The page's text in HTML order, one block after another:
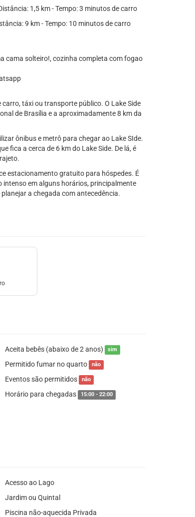
1,5 km - Tempo: 3 minutos de carro
9 km - Tempo: 10 minutos de carro
cama solteiro!, cozinha completa com fogao
táxi ou transporte público. O Lake Side
de Brasília e a aproximadamente 8 km da
ônibus e metrô para chegar ao Lake SIde.
fica a cerca de 6 km do Lake Side. De lá, é
estacionamento gratuito para hóspedes. É
em alguns horários, principalmente
a chegada com antecedência.
Aceita bebês (abaixo de 2 anos) sim
Permitido fumar no quarto não
Eventos são permitidos não
Horário para chegadas 15:00 - 22:00
Acesso ao Lago
Jardim ou Quintal
Piscina não-aquecida Privada